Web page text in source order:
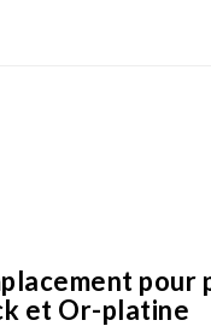
pour
et Or-platine